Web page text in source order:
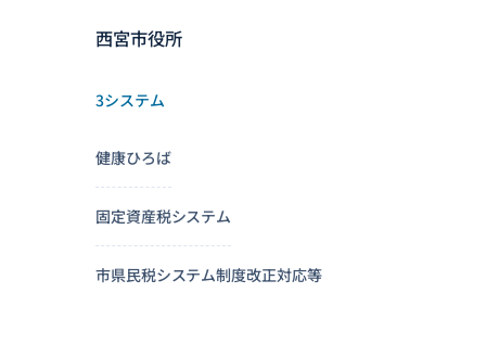
西宮市役所
3システム
健康ひろば
固定資産税システム
市県民税システム制度改正対応等